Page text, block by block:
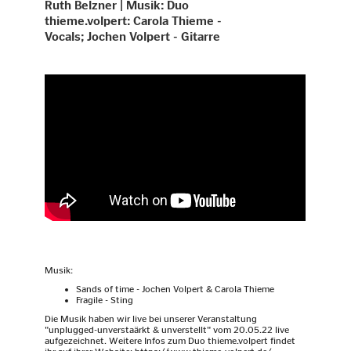
Ruth Belzner | Musik: Duo
thieme.volpert: Carola Thieme -
Vocals; Jochen Volpert - Gitarre
Musik:
Sands of time - Jochen Volpert & Carola Thieme
Fragile - Sting
Die Musik haben wir live bei unserer Veranstaltung
"unplugged-unverstaärkt & unverstellt" vom 20.05.22 live
aufgezeichnet. Weitere Infos zum Duo thieme.volpert findet